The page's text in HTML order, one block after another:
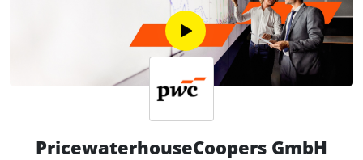
PricewaterhouseCoopers GmbH